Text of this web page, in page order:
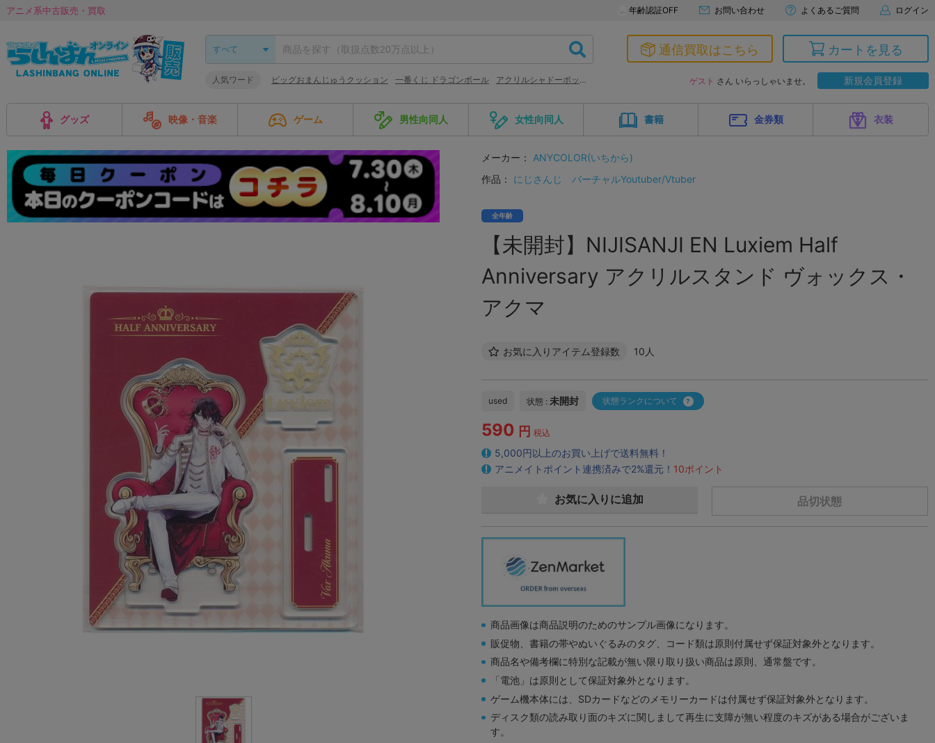
アニメ系中古販売・買取 年齢認証OFF お問い合わせ よくあるご質問 ログイン
人気ワード ビッグおまんじゅうクッション 一番くじ ドラゴンボール アクリルシャドーボックス
通信買取はこちら カートを見る
ゲスト さん いらっしゃいませ。 新規会員登録
グッズ 映像・音楽 ゲーム 男性向同人 女性向同人 書籍 金券類 衣装
メーカー：
ANYCOLOR(いちから)
作品：
にじさんじ バーチャルYoutuber/Vtuber
全年齢
【未開封】NIJISANJI EN Luxiem Half
Anniversary アクリルスタンド ヴォックス・
アクマ
お気に入りアイテム登録数 10人
used 状態 : 未開封 状態ランクについて
590 円 税込
5,000円以上のお買い上げで送料無料！
アニメイトポイント連携済みで2%還元！ 10ポイント
品切状態
お気に入りに追加
商品画像は商品説明のためのサンプル画像になります。
販促物、書籍の帯やぬいぐるみのタグ、コード類は原則付属せず保証対象外となります。
商品名や備考欄に特別な記載が無い限り取り扱い商品は原則、通常盤です。
「電池」は原則として保証対象外となります。
ゲーム機本体には、SDカードなどのメモリーカードは付属せず保証対象外となります。
ディスク類の読み取り面のキズに関しまして再生に支障が無い程度のキズがある場合がございま
す。